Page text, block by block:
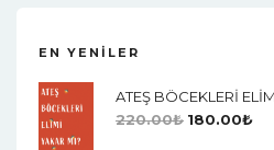
EN YENILER
ATEŞ BÖCEKLERİ
220.00₺ 180.00₺